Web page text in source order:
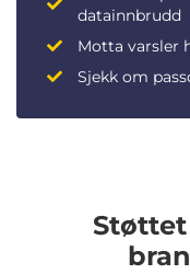
datainnbrudd
Motta varsler
Sjekk om
Støttet